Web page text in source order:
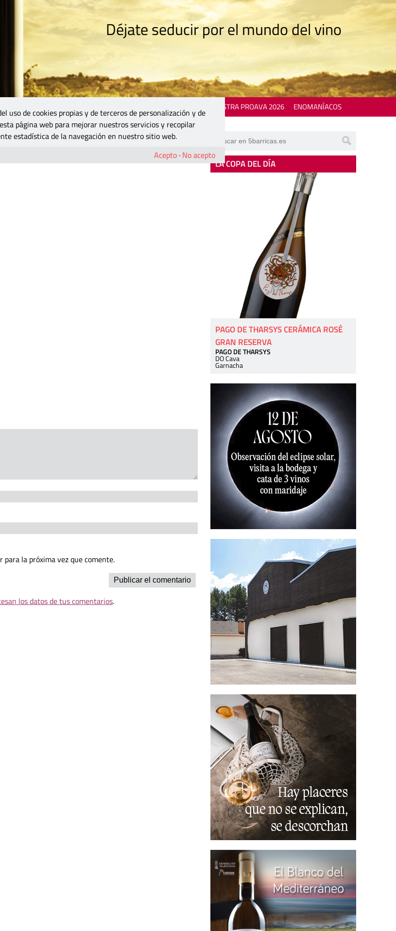
Déjate seducir por el mundo del vino
MOSTRA PROAVA 2026 ENOMANÍACOS
la próxima vez que comente.
los datos de tus comentarios.
LA COPA DEL DÍA
PAGO DE THARSYS CERÁMICA ROSÉ
GRAN RESERVA
PAGO DE THARSYS
DO Cava
Garnacha
uso de cookies propias y de terceros de personalización y de
página web para mejorar nuestros servicios y recopilar
estadística de la navegación en nuestro sitio web.
Acepto · No acepto